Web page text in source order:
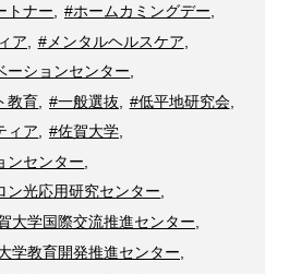
トナー
#ホームカミングデー
ア #メンタルヘルスケア
ーションセンター
教育
#一般選抜 #低平地研究会,
ィア, #佐賀大学,
ンセンター
ン光応用研究センター,
大学国際交流推進センター
学教育開発推進センター